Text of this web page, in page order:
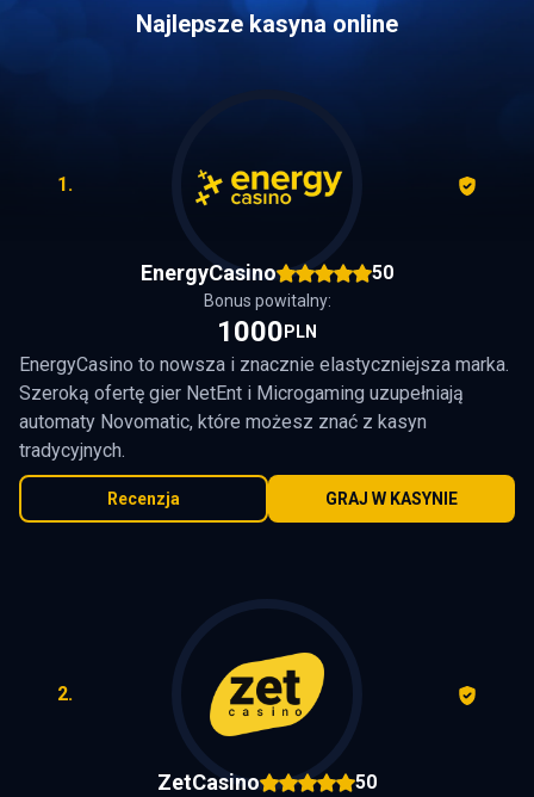
Najlepsze kasyna online
1.
EnergyCasino 50
Bonus powitalny:
1000 PLN
EnergyCasino to nowsza i znacznie elastyczniejsza marka.
Szeroką ofertę gier NetEnt i Microgaming uzupełniają
automaty Novomatic, które możesz znać z kasyn
tradycyjnych.
Recenzja GRAJ W KASYNIE
2.
ZetCasino 50